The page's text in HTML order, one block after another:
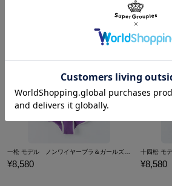
¥8,580 ¥8,580